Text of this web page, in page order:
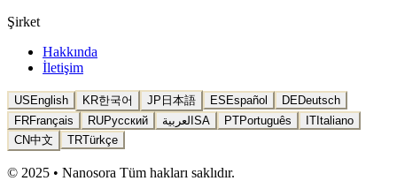
Şirket
Hakkında
İletişim
USEnglish KR한국어 JP 日本語 ESEspañol DEDeutsch
FRFrançais RUРусский SAالعربية PTPortuguês ITItaliano
CN中文 TRTürkçe
© 2025 • Nanosora Tüm hakları saklıdır.